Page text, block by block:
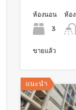
ห้องนอน
3
ห้อ
ขายแล้ว
แนะนำ